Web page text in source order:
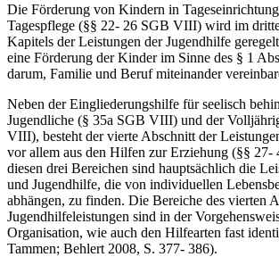
Die Förderung von Kindern in
Tagespflege (§§ 22- 26 SGB VIII) wird im
Kapitels der Leistungen der Jugendhilfe
eine Förderung der Kinder im Sinne des § 1
darum, Familie und Beruf miteinander
Neben der Eingliederungshilfe für seelisch
Jugendliche (§ 35a SGB VIII) und der
VIII), besteht der vierte Abschnitt der
vor allem aus den Hilfen zur Erziehung (§§
diesen drei Bereichen sind hauptsächlich die
und Jugendhilfe, die von individuellen
abhängen, zu finden. Die Bereiche des vierten
Jugendhilfeleistungen sind in der
Organisation, wie auch den Hilfearten fast
Tammen; Behlert 2008, S. 377- 386).